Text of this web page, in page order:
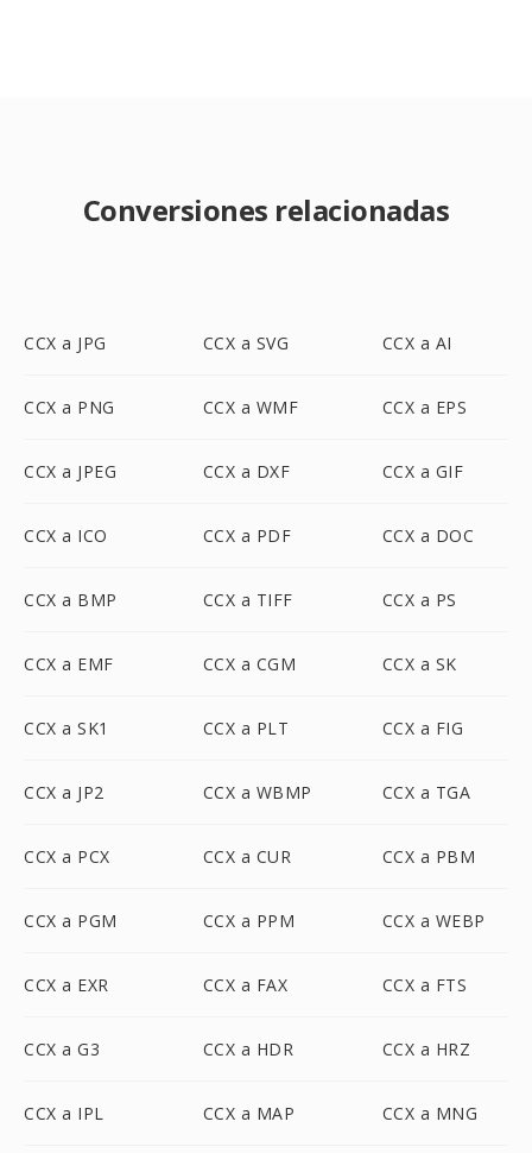
Conversiones relacionadas
CCX a JPG CCX a SVG CCX a AI
CCX a PNG CCX a WMF CCX a EPS
CCX a JPEG CCX a DXF CCX a GIF
CCX a ICO CCX a PDF CCX a DOC
CCX a BMP CCX a TIFF CCX a PS
CCX a EMF CCX a CGM CCX a SK
CCX a SK1 CCX a PLT CCX a FIG
CCX a JP2 CCX a WBMP CCX a TGA
CCX a PCX CCX a CUR CCX a PBM
CCX a PGM CCX a PPM CCX a WEBP
CCX a EXR CCX a FAX CCX a FTS
CCX a G3 CCX a HDR CCX a HRZ
CCX a IPL CCX a MAP CCX a MNG